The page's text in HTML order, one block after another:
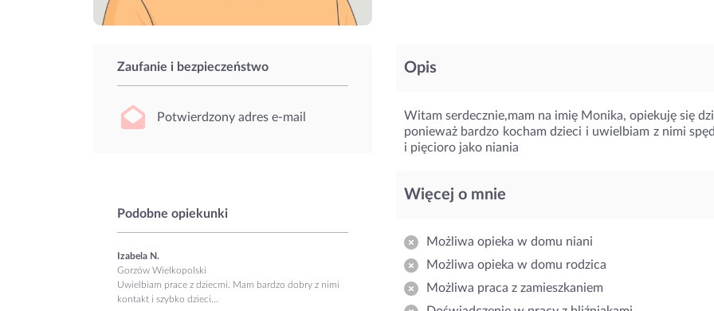
Zaufanie i bezpieczeństwo
Potwierdzony adres e-mail
Podobne opiekunki
Izabela N.
Gorzów Wielkopolski
Uwielbiam prace z dziecmi. Mam bardzo dobry z nimi
kontakt i szybko dzieci...
Opis
Witam serdecznie,mam na imię Monika, opiekuję się
ponieważ bardzo kocham dzieci i uwielbiam z nimi
i pięcioro jako niania
Więcej o mnie
Możliwa opieka w domu niani
Możliwa opieka w domu rodzica
Możliwa praca z zamieszkaniem